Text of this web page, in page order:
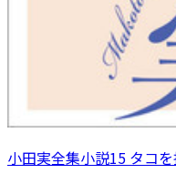
小田実全集小説15 タコ